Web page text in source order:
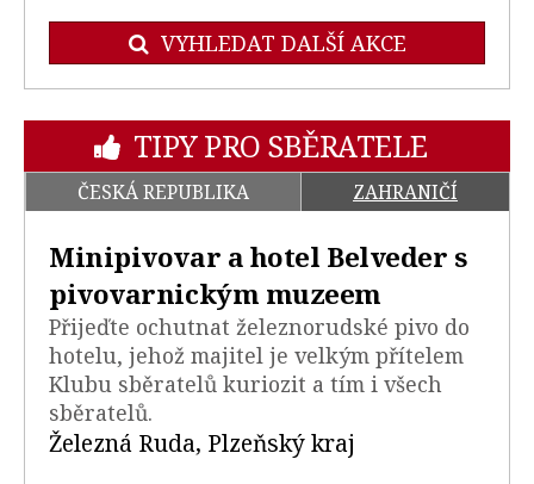
VYHLEDAT DALŠÍ AKCE
TIPY PRO SBĚRATELE
ČESKÁ REPUBLIKA ZAHRANIČÍ
Minipivovar a hotel Belveder s
pivovarnickým muzeem
Přijeďte ochutnat železnorudské pivo do
hotelu, jehož majitel je velkým přítelem
Klubu sběratelů kuriozit a tím i všech
sběratelů.
Železná Ruda, Plzeňský kraj